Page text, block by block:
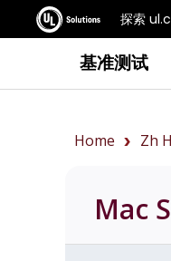
探索
基准测试
Home Zh
Mac